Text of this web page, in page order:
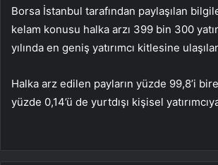
Borsa İstanbul tarafından paylaşılan
kelam konusu halka arzı 399 bin 300
yılında en geniş yatırımcı kitlesine
Halka arz edilen payların yüzde 99,8’i
yüzde 0,14’ü de yurtdışı kişisel